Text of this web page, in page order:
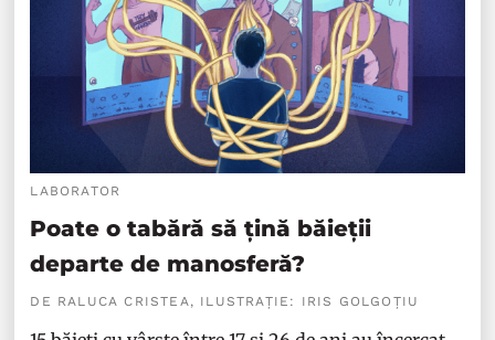
LABORATOR
Poate o tabără să țină băieții
departe de manosferă?
DE RALUCA CRISTEA, ILUSTRAȚIE: IRIS GOLGOȚIU